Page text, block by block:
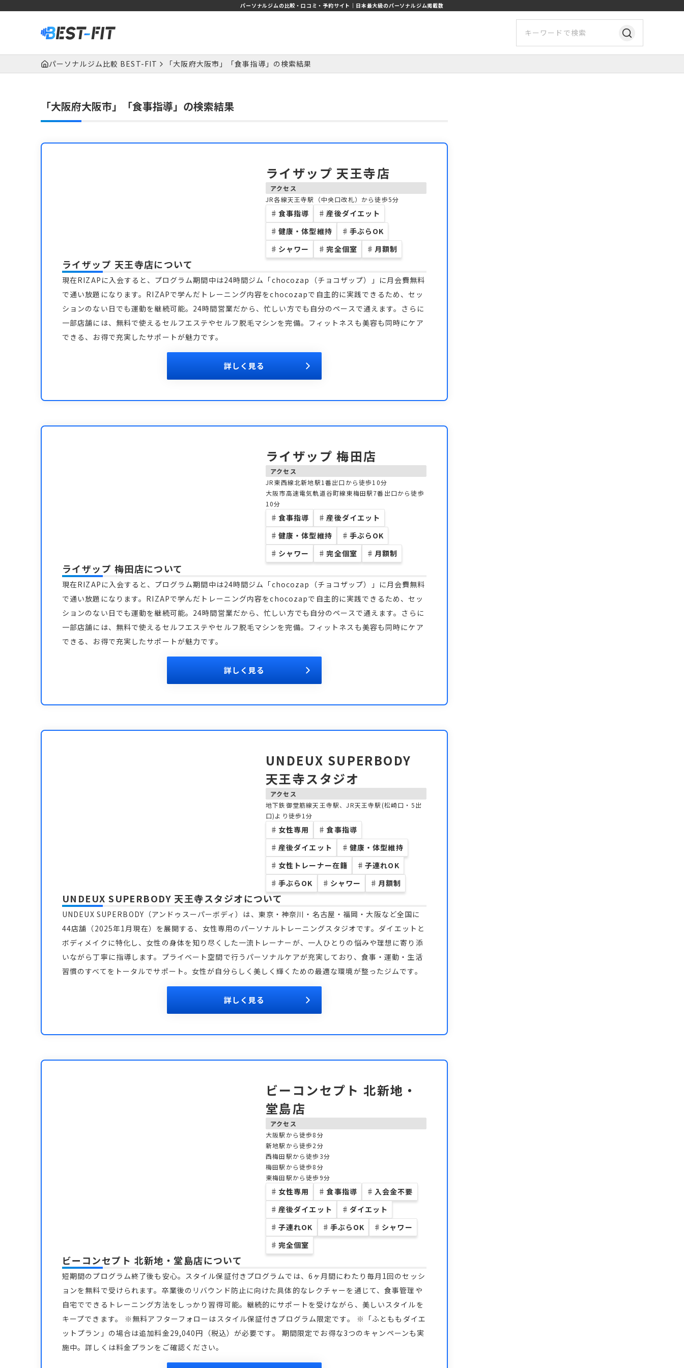
パーソナルジムの比較・口コミ・予約サイト｜日本最大級のパーソナルジム掲載数
パーソナルジム比較 BEST-FIT 「大阪府大阪市」「食事指導」の検索結果
「大阪府大阪市」「食事指導」の検索結果
ライザップ 天王寺店
アクセス
JR各線天王寺駅（中央口改札）から徒歩5分
♯ 食事指導 ♯ 産後ダイエット
♯ 健康・体型維持 ♯ 手ぶらOK
♯ シャワー ♯ 完全個室 ♯ 月額制
ライザップ 天王寺店について
現在RIZAPに入会すると、プログラム期間中は24時間ジム「chocozap（チョコザップ）」に月会費無料
で通い放題になります。RIZAPで学んだトレーニング内容をchocozapで自主的に実践できるため、セッ
ションのない日でも運動を継続可能。24時間営業だから、忙しい方でも自分のペースで通えます。さらに
一部店舗には、無料で使えるセルフエステやセルフ脱毛マシンを完備。フィットネスも美容も同時にケア
できる、お得で充実したサポートが魅力です。
詳しく見る
ライザップ 梅田店
アクセス
JR東西線北新地駅1番出口から徒歩10分
大阪市高速電気軌道谷町線東梅田駅7番出口から徒歩
10分
♯ 食事指導 ♯ 産後ダイエット
♯ 健康・体型維持 ♯ 手ぶらOK
♯ シャワー ♯ 完全個室 ♯ 月額制
ライザップ 梅田店について
現在RIZAPに入会すると、プログラム期間中は24時間ジム「chocozap（チョコザップ）」に月会費無料
で通い放題になります。RIZAPで学んだトレーニング内容をchocozapで自主的に実践できるため、セッ
ションのない日でも運動を継続可能。24時間営業だから、忙しい方でも自分のペースで通えます。さらに
一部店舗には、無料で使えるセルフエステやセルフ脱毛マシンを完備。フィットネスも美容も同時にケア
できる、お得で充実したサポートが魅力です。
詳しく見る
UNDEUX SUPERBODY
天王寺スタジオ
アクセス
地下鉄御堂筋線天王寺駅、JR天王寺駅(松崎口・5出
口)より徒歩1分
♯ 女性専用 ♯ 食事指導
♯ 産後ダイエット ♯ 健康・体型維持
♯ 女性トレーナー在籍 ♯ 子連れOK
♯ 手ぶらOK ♯ シャワー ♯ 月額制
UNDEUX SUPERBODY 天王寺スタジオについて
UNDEUX SUPERBODY（アンドゥスーパーボディ）は、東京・神奈川・名古屋・福岡・大阪など全国に
44店舗（2025年1月現在）を展開する、女性専用のパーソナルトレーニングスタジオです。ダイエットと
ボディメイクに特化し、女性の身体を知り尽くした一流トレーナーが、一人ひとりの悩みや理想に寄り添
いながら丁寧に指導します。プライベート空間で行うパーソナルケアが充実しており、食事・運動・生活
習慣のすべてをトータルでサポート。女性が自分らしく美しく輝くための最適な環境が整ったジムです。
詳しく見る
ビーコンセプト 北新地・
堂島店
アクセス
大阪駅から徒歩8分
新地駅から徒歩2分
西梅田駅から徒歩3分
梅田駅から徒歩8分
東梅田駅から徒歩9分
♯ 女性専用 ♯ 食事指導 ♯ 入会金不要
♯ 産後ダイエット ♯ ダイエット
♯ 子連れOK ♯ 手ぶらOK ♯ シャワー
♯ 完全個室
ビーコンセプト 北新地・堂島店について
短期間のプログラム終了後も安心。スタイル保証付きプログラムでは、6ヶ月間にわたり毎月1回のセッシ
ョンを無料で受けられます。卒業後のリバウンド防止に向けた具体的なレクチャーを通じて、食事管理や
自宅でできるトレーニング方法をしっかり習得可能。継続的にサポートを受けながら、美しいスタイルを
キープできます。 ※無料アフターフォローはスタイル保証付きプログラム限定です。 ※「ふとももダイエ
ットプラン」の場合は追加料金29,040円（税込）が必要です。 期間限定でお得な3つのキャンペーンも実
施中。詳しくは料金プランをご確認ください。